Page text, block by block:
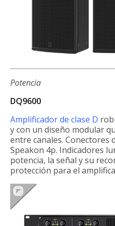
Potencia
DQ9600
Amplificador de clase D
y con un diseño modular
entre canales. Conectores
Speakon 4p. Indicadores
potencia, la señal y su
protección para el